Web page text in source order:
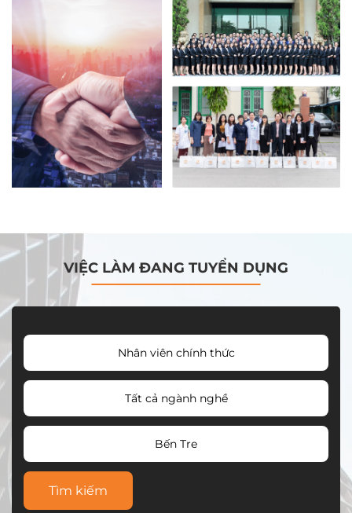
VIỆC LÀM ĐANG TUYỂN DỤNG
Nhân viên chính thức
Tất cả ngành nghề
Bến Tre
Tìm kiếm